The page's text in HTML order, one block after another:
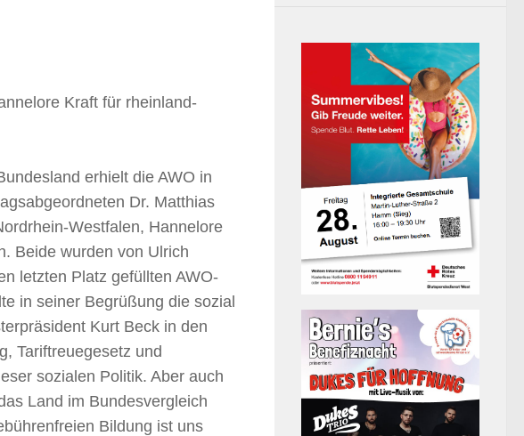
Kraft für rheinland-
erhielt die AWO in
Dr. Matthias
Westfalen, Hannelore
Beide wurden von Ulrich
letzten Platz gefüllten AWO-
in seiner Begrüßung die sozial
Kurt Beck in den
Tariftreuegesetz und
sozialen Politik. Aber auch
Land im Bundesvergleich
Bildung ist uns